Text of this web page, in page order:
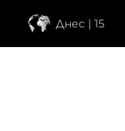
Днес | 15